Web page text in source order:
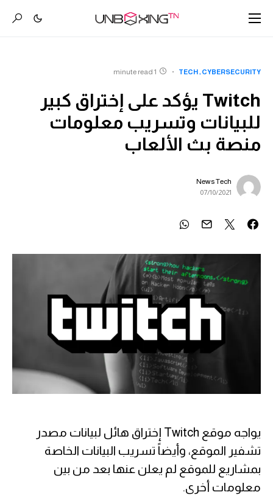
CYBERSECURITY
TECH
1 minute read
Twitch يؤكد على إختراق كبير
للبيانات وتسريب معلومات
منصة بث الألعاب
News Tech
07/10/2021
يواجه موقع Twitch إختراق هائل لبيانات مصدر
تشفير الموقع، وأيضاً تسريب البيانات الخاصة
بمشاريع للموقع لم يعلن عنها بعد من بين
معلومات أخرى.